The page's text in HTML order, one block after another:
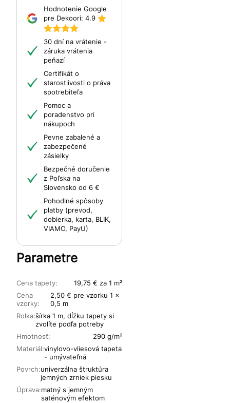
Hodnotenie Google
pre Dekoori: 4.9
30 dní na vrátenie -
záruka vrátenia
peňazí
Certifikát o
starostlivosti o práva
spotrebiteľa
Pomoc a
poradenstvo pri
nákupoch
Pevne zabalené a
zabezpečené
zásielky
Bezpečné doručenie
z Poľska na
Slovensko od 6 €
Pohodlné spôsoby
platby (prevod,
dobierka, karta, BLIK,
VIAMO, PayU)
Parametre
Cena tapety:
19,75 € za 1 m²
Cena
vzorky:
2,50 € pre vzorku 1 x
0,5 m
Rolka:šírka 1 m, dĺžku tapety si
zvolíte podľa potreby
Materiál:vinylovo-vliesová tapeta
- umývateľná
Povrch:univerzálna štruktúra
jemných zrniek piesku
Úprava:matný s jemným
saténovým efektom
Hmotnosť: 290 g/m²